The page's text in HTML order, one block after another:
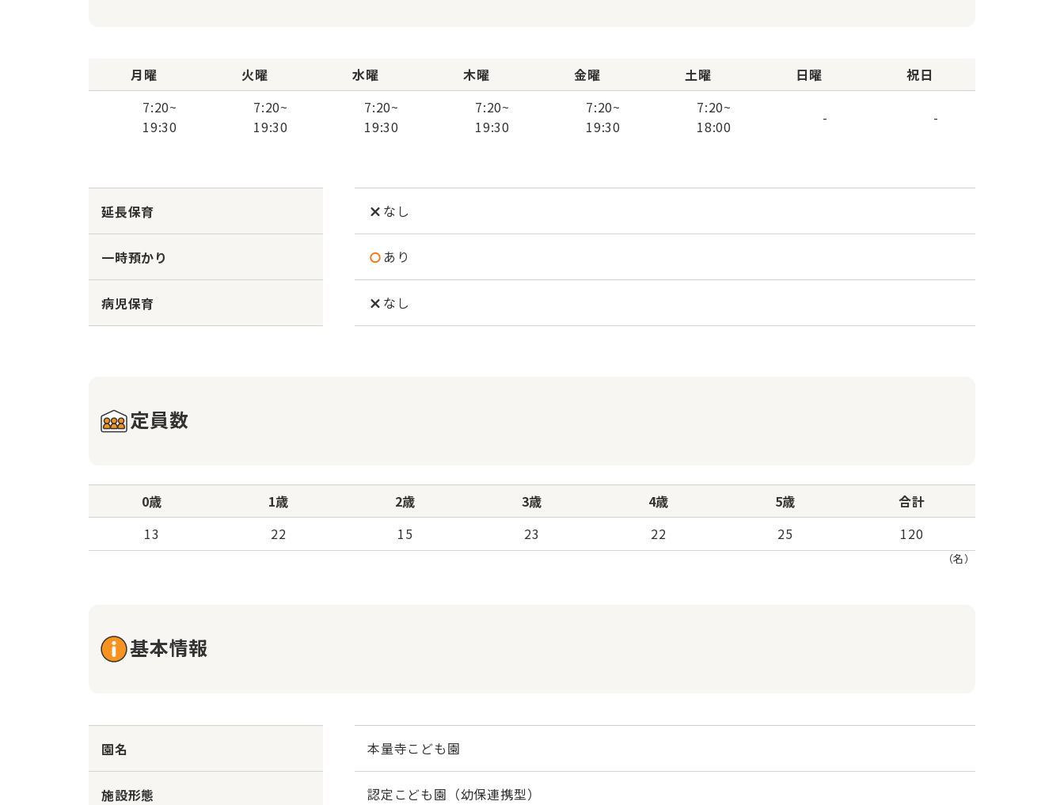
月曜
7:20~
19:30
火曜
7:20~
19:30
水曜
7:20~
19:30
木曜
7:20~
19:30
金曜
7:20~
19:30
土曜
7:20~
18:00
日曜
-
祝日
-
延長保育 なし
一時預かり あり
病児保育 なし
定員数
0歳 1歳 2歳 3歳 4歳 5歳
合計
13
22 15 23 22 25 120
（名）
基本情報
園名 本量寺こども園
施設形態 認定こども園（幼保連携型）